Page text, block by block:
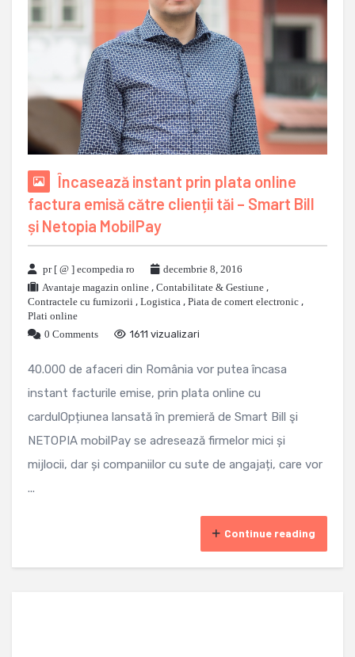
Încasează instant prin plata online
factura emisă către clienții tăi – Smart Bill
și Netopia MobilPay
pr [ @ ] ecompedia ro
decembrie 8, 2016
Avantaje magazin online , Contabilitate & Gestiune ,
Contractele cu furnizorii , Logistica , Piata de comert electronic ,
Plati online
0 Comments
1611 vizualizari
40.000 de afaceri din România vor putea încasa
instant facturile emise, prin plata online cu
cardulOpțiunea lansată în premieră de Smart Bill şi
NETOPIA mobilPay se adresează firmelor mici și
mijlocii, dar și companiilor cu sute de angajați, care vor
...
Continue reading